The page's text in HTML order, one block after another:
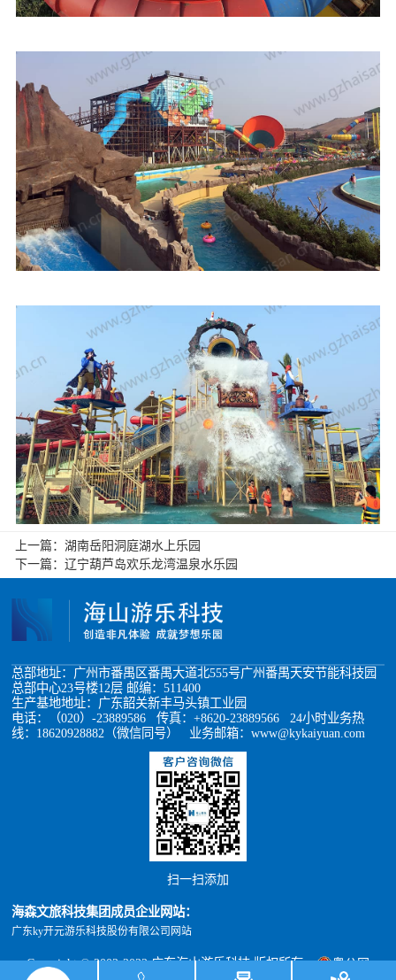
上一篇： 湖南岳阳洞庭湖水上乐园
下一篇： 辽宁葫芦岛欢乐龙湾温泉水乐园
总部地址：广州市番禺区番禺大道北555号广州番禺天安节能科技园
总部中心23号楼12层 邮编：511400
生产基地地址：广东韶关新丰马头镇工业园
电话：（020）-23889586 传真：+8620-23889566 24小时业务热
线：18620928882（微信同号） 业务邮箱：www@kykaiyuan.com
扫一扫添加
海森文旅科技集团成员企业网站：
广东ky开元游乐科技股份有限公司网站
Copyright © 2002-2022 广东海山游乐科技 版权所有
粤公网